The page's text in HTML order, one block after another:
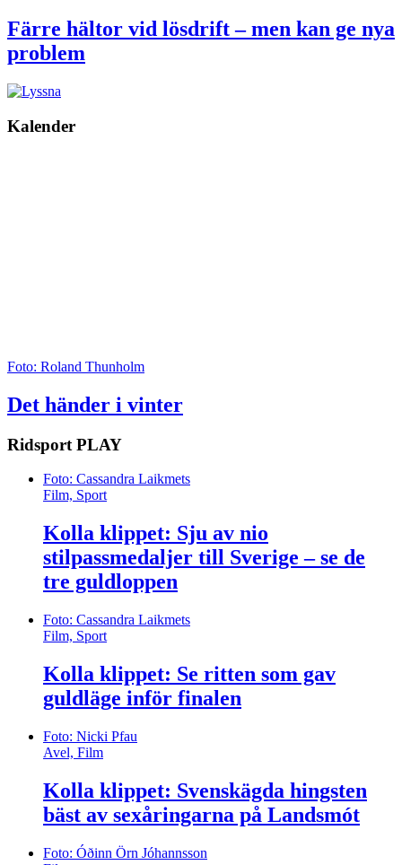
Färre hältor vid lösdrift – men kan ge nya
problem
Kalender
Foto: Roland Thunholm
Det händer i vinter
Ridsport PLAY
Foto: Cassandra Laikmets
Film, Sport
Kolla klippet: Sju av nio
stilpassmedaljer till Sverige – se de
tre guldloppen
Foto: Cassandra Laikmets
Film, Sport
Kolla klippet: Se ritten som gav
guldläge inför finalen
Foto: Nicki Pfau
Avel, Film
Kolla klippet: Svenskägda hingsten
bäst av sexåringarna på Landsmót
Foto: Óðinn Örn Jóhannsson